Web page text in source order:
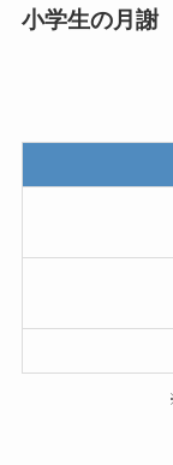
小学生の月謝